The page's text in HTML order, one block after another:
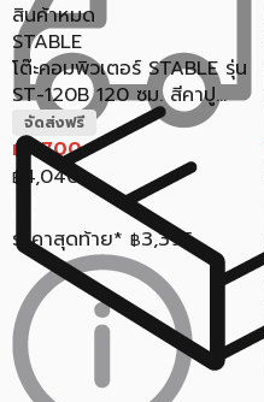
สินค้าหมด
STABLE
โต๊ะคอมพิวเตอร์ STABLE รุ่น
ST-120B 120 ซม. สีคาปู...
จัดส่งฟรี
฿ 3,700
฿ 4,040
ราคาสุดท้าย* ฿3,395